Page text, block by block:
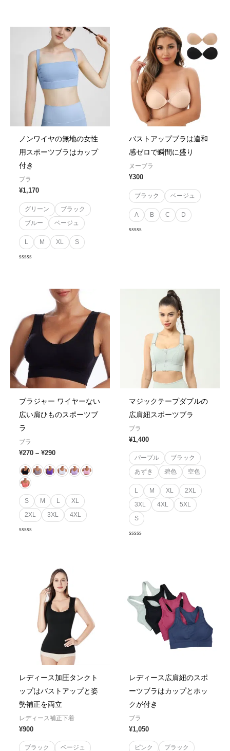
5
ノンワイヤの無地の女性
用スポーツブラはカップ
付き
ブラ
¥1,170
グリーン
ブラック
ブルー
ベージュ
L M XL S
バストアップブラは違和
感ゼロで瞬間に盛り
ヌーブラ
¥300
ブラック ベージュ
A B C D
ブラジャー ワイヤーない
広い肩ひものスポーツブ
ラ
ブラ
¥270 – ¥290
Price
range:
¥270
through
S M L
XL
2XL
3XL 4XL
マジックテープダブルの
広肩紐スポーツブラ
ブラ
¥1,400
パープル
ブラック
あずき
碧色 空色
L M XL
2XL
3XL
4XL
5XL
S
レディース加圧タンクト
ップはバストアップと姿
勢補正を両立
レディース補正下着
¥900
ブラック ベージュ
レディース広肩紐のスポ
ーツブラはカップとホッ
クが付き
ブラ
¥1,050
ピンク ブラック